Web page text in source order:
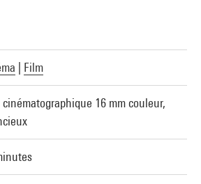
Film
cinématographique 16 mm couleur,